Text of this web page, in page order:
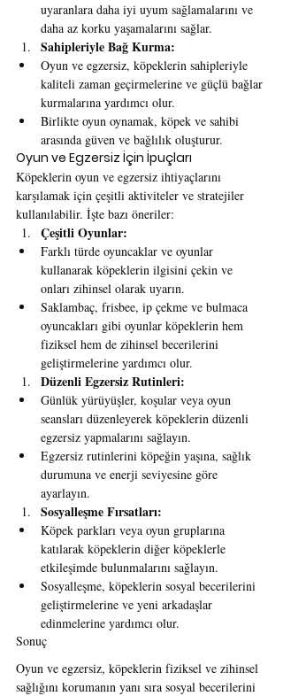
uyaranlara daha iyi uyum sağlamalarını ve
daha az korku yaşamalarını sağlar.
Sahipleriyle Bağ Kurma:
Oyun ve egzersiz, köpeklerin sahipleriyle
kaliteli zaman geçirmelerine ve güçlü bağlar
kurmalarına yardımcı olur.
Birlikte oyun oynamak, köpek ve sahibi
arasında güven ve bağlılık oluşturur.
Oyun ve Egzersiz İçin İpuçları
Köpeklerin oyun ve egzersiz ihtiyaçlarını
karşılamak için çeşitli aktiviteler ve stratejiler
kullanılabilir. İşte bazı öneriler:
Çeşitli Oyunlar:
Farklı türde oyuncaklar ve oyunlar
kullanarak köpeklerin ilgisini çekin ve
onları zihinsel olarak uyarın.
Saklambaç, frisbee, ip çekme ve bulmaca
oyuncakları gibi oyunlar köpeklerin hem
fiziksel hem de zihinsel becerilerini
geliştirmelerine yardımcı olur.
Düzenli Egzersiz Rutinleri:
Günlük yürüyüşler, koşular veya oyun
seansları düzenleyerek köpeklerin düzenli
egzersiz yapmalarını sağlayın.
Egzersiz rutinlerini köpeğin yaşına, sağlık
durumuna ve enerji seviyesine göre
ayarlayın.
Sosyalleşme Fırsatları:
Köpek parkları veya oyun gruplarına
katılarak köpeklerin diğer köpeklerle
etkileşimde bulunmalarını sağlayın.
Sosyalleşme, köpeklerin sosyal becerilerini
geliştirmelerine ve yeni arkadaşlar
edinmelerine yardımcı olur.
Sonuç
Oyun ve egzersiz, köpeklerin fiziksel ve zihinsel
sağlığını korumanın yanı sıra sosyal becerilerini